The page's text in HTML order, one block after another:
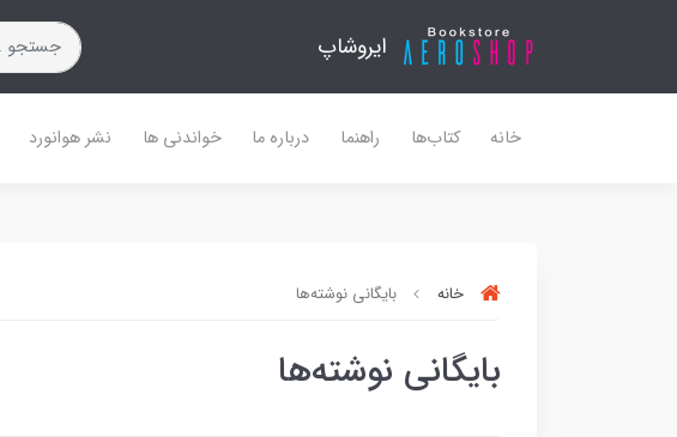
ایروشاپ
خانه کتاب‌ها راهنما درباره ما خواندنی ها نشر هوانورد
خانه بایگانی نوشته‌ها
بایگانی نوشته‌ها